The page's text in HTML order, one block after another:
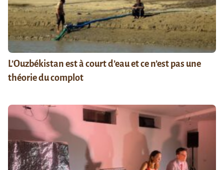
L’Ouzbékistan est à court d’eau et ce n’est pas une
théorie du complot